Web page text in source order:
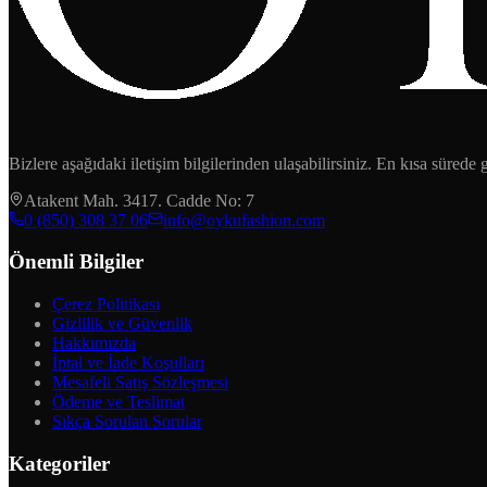
Bizlere aşağıdaki iletişim bilgilerinden ulaşabilirsiniz. En kısa sürede
Atakent Mah. 3417. Cadde No: 7
‪0 (850) 308 37 06‬
info@oykufashion.com
Önemli Bilgiler
Çerez Politikası
Gizlilik ve Güvenlik
Hakkımızda
İptal ve İade Koşulları
Mesafeli Satış Sözleşmesi
Ödeme ve Teslimat
Sıkça Sorulan Sorular
Kategoriler